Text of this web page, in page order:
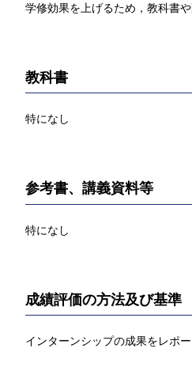
学修効果を上げるため，教科書
教科書
特になし
参考書、講義資料等
特になし
成績評価の方法及び基準
インターンシップの成果をレポ